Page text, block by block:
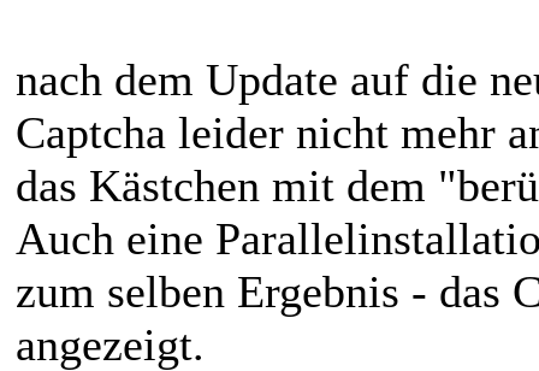
nach dem Update auf die
Captcha leider nicht mehr
das Kästchen mit dem
Auch eine
zum selben Ergebnis - das
angezeigt.